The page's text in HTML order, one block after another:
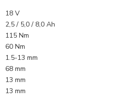
18 V
2,5 / 5,0 / 8,0 Ah
115 Nm
60 Nm
1.5-13 mm
68 mm
13 mm
13 mm